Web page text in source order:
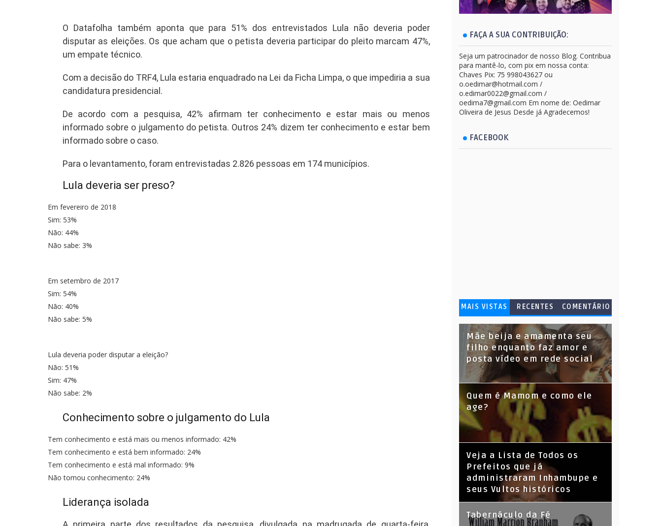
O Datafolha também aponta que para 51% dos entrevistados Lula não deveria poder
disputar as eleições. Os que acham que o petista deveria participar do pleito marcam 47%,
um empate técnico.
Com a decisão do TRF4, Lula estaria enquadrado na Lei da Ficha Limpa, o que impediria a sua
candidatura presidencial.
De acordo com a pesquisa, 42% afirmam ter conhecimento e estar mais ou menos
informado sobre o julgamento do petista. Outros 24% dizem ter conhecimento e estar bem
informado sobre o caso.
Para o levantamento, foram entrevistadas 2.826 pessoas em 174 municípios.
Lula deveria ser preso?
Em fevereiro de 2018
Sim: 53%
Não: 44%
Não sabe: 3%
Em setembro de 2017
Sim: 54%
Não: 40%
Não sabe: 5%
Lula deveria poder disputar a eleição?
Não: 51%
Sim: 47%
Não sabe: 2%
Conhecimento sobre o julgamento do Lula
Tem conhecimento e está mais ou menos informado: 42%
Tem conhecimento e está bem informado: 24%
Tem conhecimento e está mal informado: 9%
Não tomou conhecimento: 24%
Liderança isolada
FAÇA A SUA CONTRIBUIÇÃO:
Seja um patrocinador de nosso Blog. Contribua
para mantê-lo, com pix em nossa conta:
Chaves Pix: 75 998043627 ou
o.oedimar@hotmail.com /
o.edimar0022@gmail.com /
oedima7@gmail.com Em nome de: Oedimar
Oliveira de Jesus Desde já Agradecemos!
FACEBOOK
MAIS VISTAS RECENTES
COMENTÁRIO
S
Mãe beija e amamenta seu
filho enquanto faz amor e
posta vídeo em rede social
Quem é Mamom e como ele
age?
Veja a Lista de Todos os
Prefeitos que já
administraram Inhambupe e
seus Vultos históricos
Tabernáculo da Fé